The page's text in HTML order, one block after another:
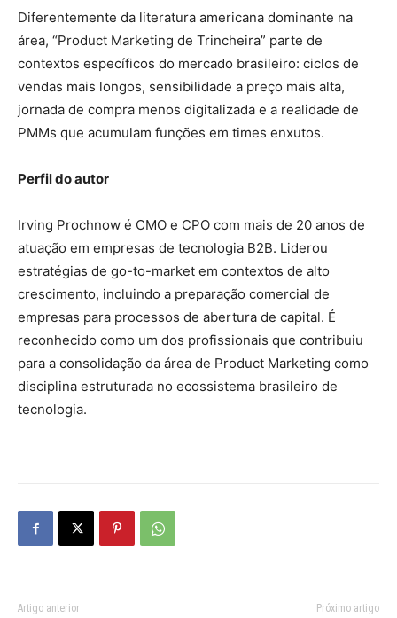
Diferentemente da literatura americana dominante na
área, “Product Marketing de Trincheira” parte de
contextos específicos do mercado brasileiro: ciclos de
vendas mais longos, sensibilidade a preço mais alta,
jornada de compra menos digitalizada e a realidade de
PMMs que acumulam funções em times enxutos.
Perfil do autor
Irving Prochnow é CMO e CPO com mais de 20 anos de
atuação em empresas de tecnologia B2B. Liderou
estratégias de go-to-market em contextos de alto
crescimento, incluindo a preparação comercial de
empresas para processos de abertura de capital. É
reconhecido como um dos profissionais que contribuiu
para a consolidação da área de Product Marketing como
disciplina estruturada no ecossistema brasileiro de
tecnologia.
Artigo anterior Próximo artigo